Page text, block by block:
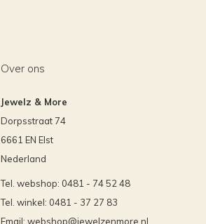
Over ons
Jewelz & More
Dorpsstraat 74
6661 EN Elst
Nederland
Tel. webshop: 0481 - 74 52 48
Tel. winkel: 0481 - 37 27 83
Email: webshop@jewelzenmore.nl